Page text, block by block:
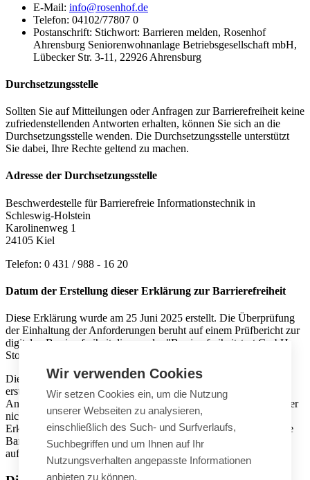
E-Mail: info@rosenhof.de
Telefon: 04102/77807 0
Postanschrift: Stichwort: Barrieren melden, Rosenhof
Ahrensburg Seniorenwohnanlage Betriebsgesellschaft mbH,
Lübecker Str. 3-11, 22926 Ahrensburg
Durchsetzungsstelle
Sollten Sie auf Mitteilungen oder Anfragen zur Barrierefreiheit keine
zufriedenstellenden Antworten erhalten, können Sie sich an die
Durchsetzungsstelle wenden. Die Durchsetzungsstelle unterstützt
Sie dabei, Ihre Rechte geltend zu machen.
Adresse der Durchsetzungsstelle
Beschwerdestelle für Barrierefreie Informationstechnik in
Schleswig-Holstein
Karolinenweg 1
24105 Kiel
Telefon: 0 431 / 988 - 16 20
Datum der Erstellung dieser Erklärung zur Barrierefreiheit
Diese Erklärung wurde am 25 Juni 2025 erstellt. Die Überprüfung
der Einhaltung der Anforderungen beruht auf einem Prüfbericht zur
digitalen Barrierefreiheit die von der "Barrierefreiheitstest GmbH,
Stolzestraße 17, 35390 Gießen" durchgeführt wurde.
Diese Erklärung zur Barrierefreiheit wurde mit größter Sorgfalt
erstellt und wird regelmäßig aktualisiert, um die aktuellen
Anforderungen und Standards zu erfüllen. Dennoch können Fehler
nicht völlig ausgeschlossen werden. Falls Sie Fehler in dieser
Erklärung finden, bitten wir um eine kurze Rückmeldung über die
Barrieren Melden Funktionalität, wie sie in diesem Dokument
aufgeführt sind.
Wir verwenden Cookies
Wir setzen Cookies ein, um die Nutzung
unserer Webseiten zu analysieren,
einschließlich des Such- und Surfverlaufs,
Suchbegriffen und um Ihnen auf Ihr
Nutzungsverhalten angepasste Informationen
anbieten zu können.